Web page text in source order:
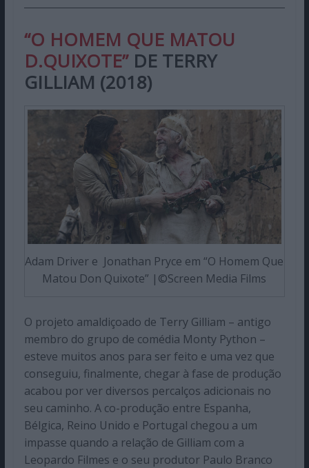
“O HOMEM QUE MATOU
D.QUIXOTE”DE TERRY
GILLIAM (2018)
Adam Driver e Jonathan Pryce em “O Homem Que
Matou Don Quixote” |©Screen Media Films
O projeto amaldiçoado de Terry Gilliam – antigo
membro do grupo de comédia Monty Python –
esteve muitos anos para ser feito e uma vez que
conseguiu, finalmente, chegar à fase de produção
acabou por ver diversos percalços adicionais no
seu caminho. A co-produção entre Espanha,
Bélgica, Reino Unido e Portugal chegou a um
impasse quando a relação de Gilliam com a
Leopardo Filmes e o seu produtor Paulo Branco